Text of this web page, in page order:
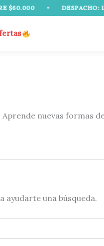
$60.000 DESPACHO:
nuevas formas
ayudarte una búsqueda.